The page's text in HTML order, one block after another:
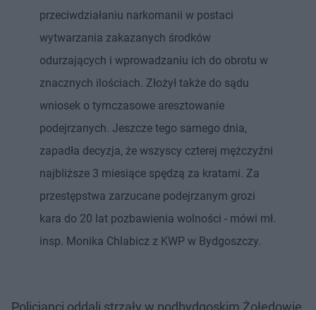
przeciwdziałaniu narkomanii w postaci
wytwarzania zakazanych środków
odurzających i wprowadzaniu ich do obrotu w
znacznych ilościach. Złożył także do sądu
wniosek o tymczasowe aresztowanie
podejrzanych. Jeszcze tego samego dnia,
zapadła decyzja, że wszyscy czterej mężczyźni
najbliższe 3 miesiące spędzą za kratami. Za
przestępstwa zarzucane podejrzanym grozi
kara do 20 lat pozbawienia wolności - mówi mł.
insp. Monika Chlabicz z KWP w Bydgoszczy.
Policjanci oddali strzały w podbydgoskim Żołędowie